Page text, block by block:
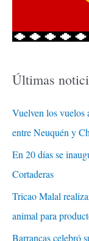
Últimas
Vuelven los vuelos
entre Neuquén y
En 20 días se
Cortaderas
Tricao Malal
animal para
Barrancas celebró